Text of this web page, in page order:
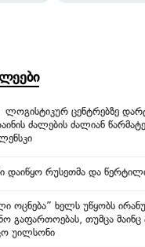
ლოგისტიკურ ცენტრებზე
ძალების ძალიან
დაიწყო რუსეთმა და
ოცნება” ხელს უწყობს
გაფართოებას, თუმცა მაინც
უილსონი